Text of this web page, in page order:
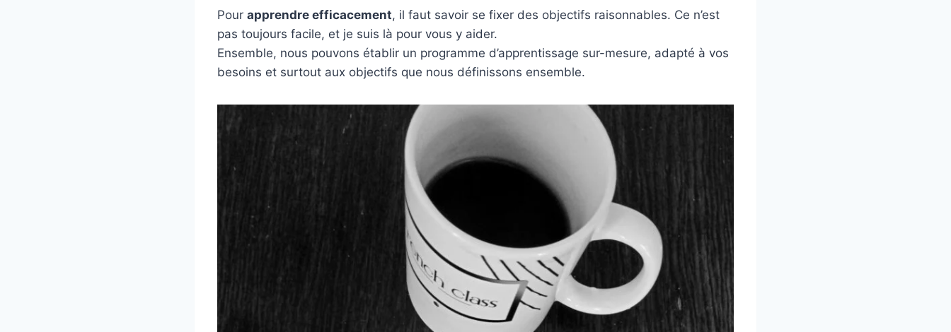
Pour apprendre efficacement, il faut savoir se fixer des objectifs raisonnables. Ce n’est
pas toujours facile, et je suis là pour vous y aider.
Ensemble, nous pouvons établir un programme d’apprentissage sur-mesure, adapté à vos
besoins et surtout aux objectifs que nous définissons ensemble.